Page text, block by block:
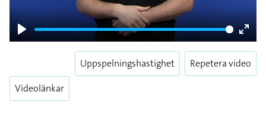
Play
Enter
Videolänkar
Uppspelningshastighet Repetera video